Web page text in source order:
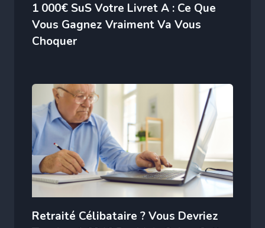
1 000€ SuS Votre Livret A : Ce Que
Vous Gagnez Vraiment Va Vous
Choquer
Retraité Célibataire ? Vous Devriez